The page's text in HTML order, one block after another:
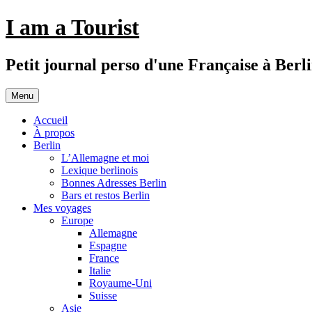
Aller
au
I am a Tourist
Petit journal perso d'une Française à
Menu
Accueil
À propos
Berlin
L’Allemagne et moi
Lexique berlinois
Bonnes Adresses Berlin
Bars et restos Berlin
Mes voyages
Europe
Allemagne
Espagne
France
Italie
Royaume-Uni
Suisse
Asie